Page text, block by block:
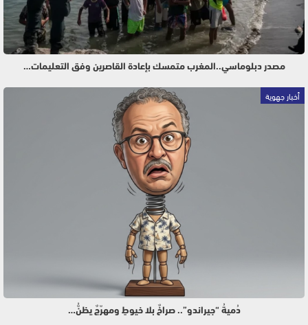
مصدر دبلوماسي..المغرب متمسك بإعادة القاصرين وفق التعليمات…
أخبار جهوية
دُميةُ “جيراندو”.. صراخٌ بلا خيوطٍ ومهرّجٌ يظنُّ…